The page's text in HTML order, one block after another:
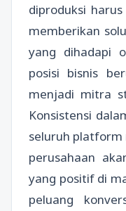
diproduksi
memberikan
yang dihadapi
posisi bisnis
menjadi mitra
Konsistensi
seluruh platform
perusahaan
yang positif di
peluang